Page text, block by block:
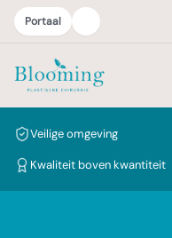
Portaal
Veilige omgeving
Kwaliteit boven kwantiteit